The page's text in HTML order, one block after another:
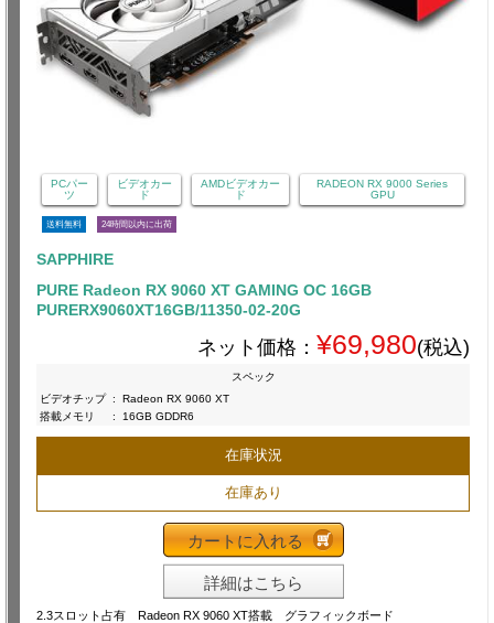
PCパー
ツ
ビデオカー
ド
AMDビデオカー
ド
RADEON RX 9000 Series
GPU
送料無料 24時間以内に出荷
SAPPHIRE
PURE Radeon RX 9060 XT GAMING OC 16GB
PURERX9060XT16GB/11350-02-20G
ネット価格： ¥69,980(税込)
スペック
ビデオチップ :
Radeon RX 9060 XT
搭載メモリ
: 16GB GDDR6
在庫状況
在庫あり
カートに入れる
詳細はこちら
2.3スロット占有 Radeon RX 9060 XT搭載 グラフィックボード